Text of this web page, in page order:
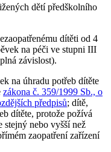
dětí předškolního
dítěti od 4
na péči ve stupni III
závislost).
na úhradu potřeb dítěte
zákona č. 359/1999 Sb., o
předpisů; dítě,
dítěte, protože požívá
stejný nebo vyšší než
zaopatření zařízení